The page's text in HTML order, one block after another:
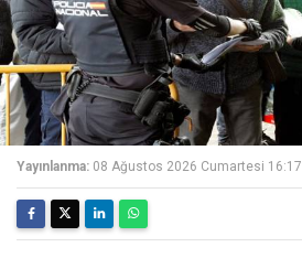
Yayınlanma: 08 Ağustos 2026 Cumartesi 16:17